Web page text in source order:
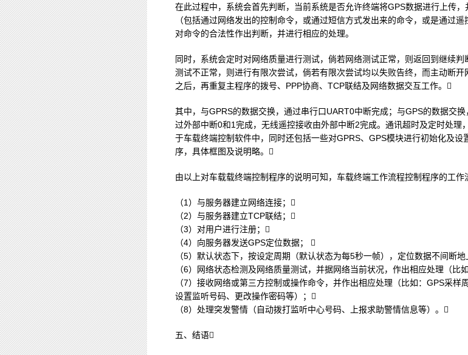
在此过程中，系统会首先判断，当前系统是否允许终端将GPS数据进行上传
（包括通过网络发出的控制命令，或通过短信方式发出来的命令，或是通过
对命令的合法性作出判断，并进行相应的处理。
同时，系统会定时对网络质量进行测试，倘若网络测试正常，则返回到继续
测试不正常，则进行有限次尝试，倘若有限次尝试均以失败告终，而主动断开
之后，再重复主程序的拨号、PPP协商、TCP联结及网络数据交互工作。
其中，与GPRS的数据交换，通过串行口UART0中断完成；与GPS的数据交
过外部中断0和1完成，无线遥控接收由外部中断2完成。通讯超时及定时处
于车载终端控制软件中，同时还包括一些对GPRS、GPS模块进行初始化及
序，具体框图及说明略。
由以上对车载载终端控制程序的说明可知，车载终端工作流程控制程序的工作
（1）与服务器建立网络连接；
（2）与服务器建立TCP联结；
（3）对用户进行注册；
（4）向服务器发送GPS定位数据； 
（5）默认状态下，按设定周期（默认状态为每5秒一帧），定位数据不间断
（6）网络状态检测及网络质量测试，并据网络当前状况，作出相应处理（比
（7）接收网络或第三方控制或操作命令，并作出相应处理（比如：GPS采样
设置监听号码、更改操作密码等）；
（8）处理突发警情（自动拨打监听中心号码、上报求助警情信息等）。
五、结语